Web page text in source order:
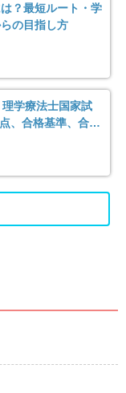
南町 1
？最短ルート・学
の目指し方
理学療法士国家試
、合格基準、合格